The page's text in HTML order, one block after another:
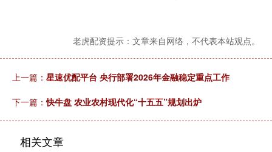
老虎配资提示：文章来自网络，不代表本站观点。
上一篇： 星速优配平台 央行部署2026年金融稳定重点工作
下一篇：快牛盘 农业农村现代化“十五五”规划出炉
相关文章